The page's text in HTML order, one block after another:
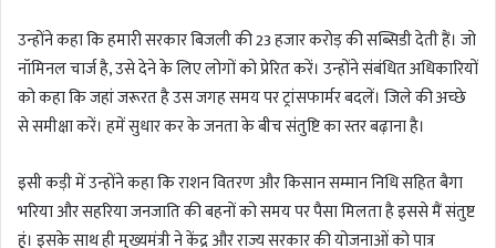
उन्होंने कहा कि हमारी सरकार बिजली की 23 हजार करोड़ की सब्सिडी देती हैं। जो
नॉमिनल चार्ज है, उसे देने के लिए लोगों को प्रेरित करें। उन्होंने संबंधित अधिकारियों
को कहा कि जहां जरूरत है उस जगह समय पर ट्रांसफार्मर बदलें। जिले की अच्छे
से समीक्षा करें। हमें सुधार कर के जनता के बीच संतुष्टि का स्तर बढ़ाना है।
इसी कड़ी में उन्होंने कहा कि राशन वितरण और किसान सम्मान निधि सहित बैगा
भरिया और सहरिया जनजाति की बहनों को समय पर पैसा मिलता है इससे मैं संतुष्ट
हूं। इसके साथ ही मुख्यमंत्री ने केंद्र और राज्य सरकार की योजनाओं को पात्र